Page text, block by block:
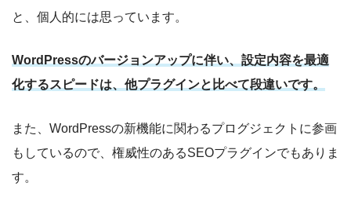
と、個人的には思っています。
WordPressのバージョンアップに伴い、設定内容を最適
化するスピードは、他プラグインと比べて段違いです。
また、WordPressの新機能に関わるプログジェクトに参画
もしているので、権威性のあるSEOプラグインでもありま
す。